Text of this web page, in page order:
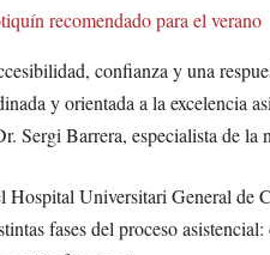
recomendado para el verano
confianza y una
y orientada a la excelencia
Sergi Barrera, especialista de la
Universitari General de
fases del proceso